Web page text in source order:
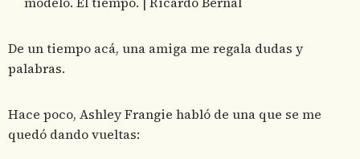
De un tiempo acá, una amiga me regala dudas y
palabras.
Hace poco, Ashley Frangie habló de una que se me
quedó dando vueltas: